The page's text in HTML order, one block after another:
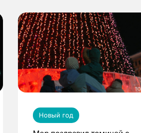
Новый год